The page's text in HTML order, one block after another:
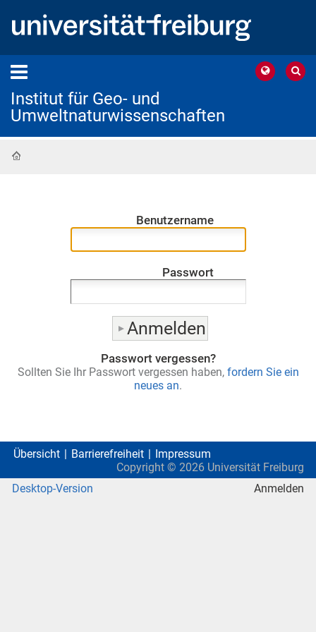
Institut für Geo- und
Umweltnaturwissenschaften
Benutzername
Passwort
Passwort vergessen?
Sollten Sie Ihr Passwort vergessen haben, fordern Sie ein
neues an.
Übersicht Barrierefreiheit
Impressum
Copyright © 2026 Universität Freiburg
Desktop-Version
Anmelden